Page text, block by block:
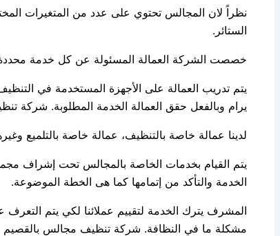
نظراً لان المجالس تحتوي على عدد من المتغيرات
الستائر.
خصصت الشركة العمالة المسئولة عن كل خدمة
يتم تدريب العمالة على الأجهزة المستخدمة في
يرام وبالفعل حقق العمالة الخدمة المطلوبة. شركة
لدينا عمالة خاصة بالتنظيف، عمالة خاصة بالتلميع
يتم القيام بخدمات الخاصة بالمجالس تحت إشراف
الخدمة والتأكد من إتمامها كما هى الخطة الموضوعة.
المشرف يترك الخدمة لتقييم عملائنا لكي يتم
مشكلة ما في النظافة. شركة تنظيف مجالس بالقصيم